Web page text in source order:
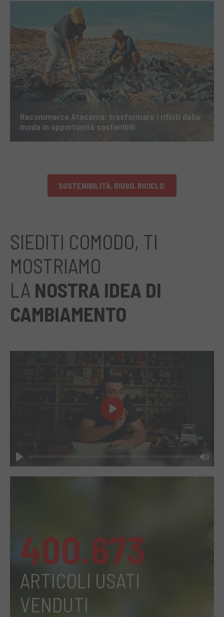
Recommerce Atacama: trasformare i rifiuti della
moda in opportunità sostenibili
SOSTENIBILITÀ, RIUSO, RICICLO.
SIEDITI COMODO, TI
MOSTRIAMO
LA NOSTRA IDEA DI
CAMBIAMENTO
Play Mute
Play
400.673
ARTICOLI USATI
VENDUTI